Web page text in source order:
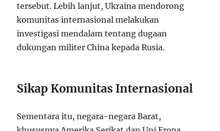
tersebut. Lebih lanjut, Ukraina mendorong
komunitas internasional melakukan
investigasi mendalam tentang dugaan
dukungan militer China kepada Rusia.
Sikap Komunitas Internasional
Sementara itu, negara-negara Barat,